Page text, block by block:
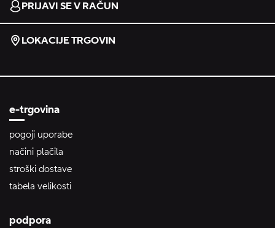
PRIJAVI SE V RAČUN
LOKACIJE TRGOVIN
e-trgovina
pogoji uporabe
načini plačila
stroški dostave
tabela velikosti
podpora